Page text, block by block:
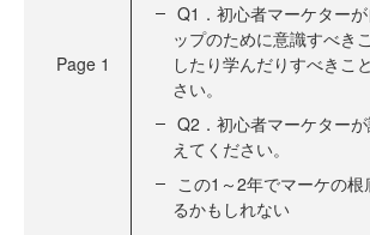
Page 1
Q1．初心者マーケター
ップのために意識すべき
したり学んだりすべきこ
さい。
Q2．初心者マーケター
えてください。
この1～2年でマーケの根
るかもしれない